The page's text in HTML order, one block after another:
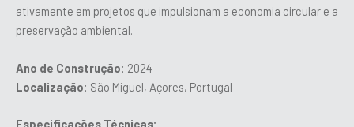
ativamente em projetos que impulsionam a economia circular e a
preservação ambiental.
Ano de Construção: 2024
Localização: São Miguel, Açores, Portugal
Especificações Técnicas: